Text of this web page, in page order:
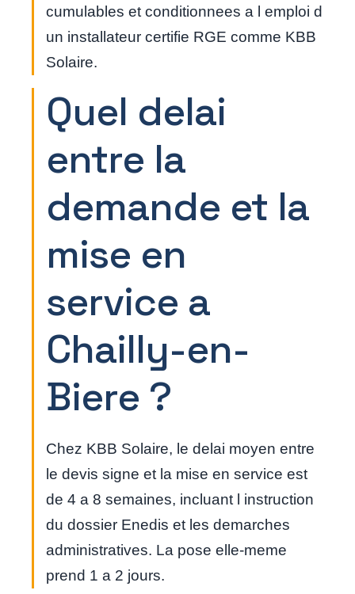
cumulables et conditionnees a l emploi d
un installateur certifie RGE comme KBB
Solaire.
Quel delai
entre la
demande et la
mise en
service a
Chailly-en-
Biere ?
Chez KBB Solaire, le delai moyen entre
le devis signe et la mise en service est
de 4 a 8 semaines, incluant l instruction
du dossier Enedis et les demarches
administratives. La pose elle-meme
prend 1 a 2 jours.